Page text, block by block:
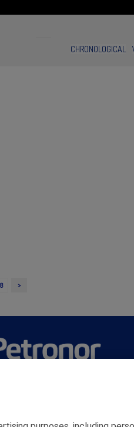
CHRONOLOGICAL
>